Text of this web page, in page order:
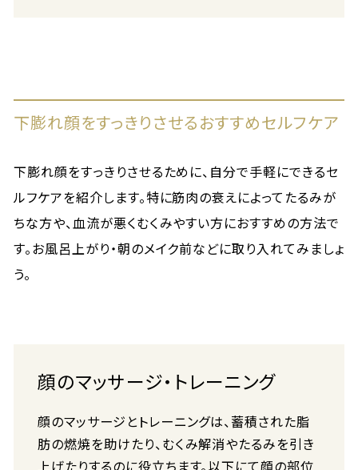
下膨れ顔をすっきりさせるおすすめセルフケア
下膨れ顔をすっきりさせるために、自分で手軽にできるセ
ルフケアを紹介します。特に筋肉の衰えによってたるみが
ちな方や、血流が悪くむくみやすい方におすすめの方法で
す。お風呂上がり・朝のメイク前などに取り入れてみましょ
う。
顔のマッサージ・トレーニング
顔のマッサージとトレーニングは、蓄積された脂
肪の燃焼を助けたり、むくみ解消やたるみを引き
上げたりするのに役立ちます。以下にて顔の部位